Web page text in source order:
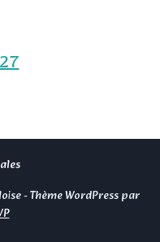
- Thème WordPress par